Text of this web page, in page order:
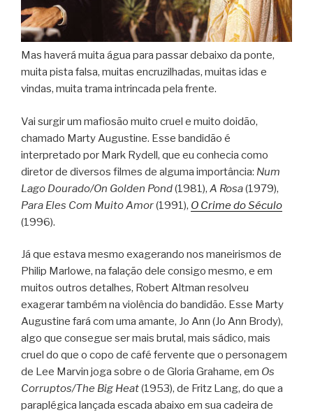
Mas haverá muita água para passar debaixo da ponte,
muita pista falsa, muitas encruzilhadas, muitas idas e
vindas, muita trama intrincada pela frente.
Vai surgir um mafiosão muito cruel e muito doidão,
chamado Marty Augustine. Esse bandidão é
interpretado por Mark Rydell, que eu conhecia como
diretor de diversos filmes de alguma importância: Num
Lago Dourado/On Golden Pond(1981), A Rosa(1979),
Para Eles Com Muito Amor(1991), O Crime do Século
(1996).
Já que estava mesmo exagerando nos maneirismos de
Philip Marlowe, na falação dele consigo mesmo, e em
muitos outros detalhes, Robert Altman resolveu
exagerar também na violência do bandidão. Esse Marty
Augustine fará com uma amante, Jo Ann (Jo Ann Brody),
algo que consegue ser mais brutal, mais sádico, mais
cruel do que o copo de café fervente que o personagem
de Lee Marvin joga sobre o de Gloria Grahame, em Os
Corruptos/The Big Heat(1953), de Fritz Lang, do que a
paraplégica lançada escada abaixo em sua cadeira de